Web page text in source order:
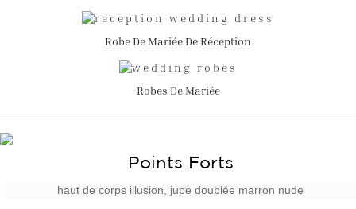
Robe De Mariée De Réception
Robes De Mariée
Points Forts
haut de corps illusion, jupe doublée marron nude